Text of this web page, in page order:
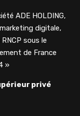
ADE HOLDING,
digitale,
sous le
de France
»
privé